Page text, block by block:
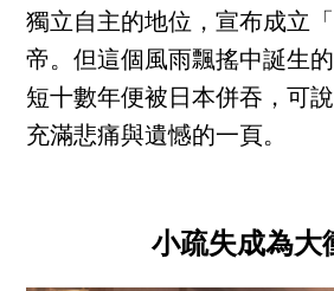
獨立自主的地位，宣布成立
帝。但這個風雨飄搖中誕生
短十數年便被日本併吞，可
充滿悲痛與遺憾的一頁。
小疏失成為大